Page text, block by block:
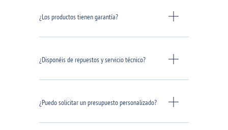
¿Los productos tienen garantía?
¿Disponéis de repuestos y servicio técnico?
¿Puedo solicitar un presupuesto personalizado?